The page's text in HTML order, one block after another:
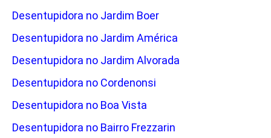
Desentupidora no Jardim Boer
Desentupidora no Jardim América
Desentupidora no Jardim Alvorada
Desentupidora no Cordenonsi
Desentupidora no Boa Vista
Desentupidora no Bairro Frezzarin